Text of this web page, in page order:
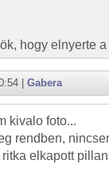
hogy elnyerte
| Gabera
kivalo foto...
rendben,
ritka elkapott